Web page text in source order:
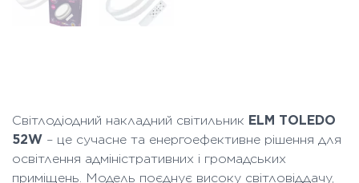
Світлодіодний накладний світильник ELM TOLEDO
52W – це сучасне та енергоефективне рішення для
освітлення адміністративних і громадських
приміщень. Модель поєднує високу світловіддачу,